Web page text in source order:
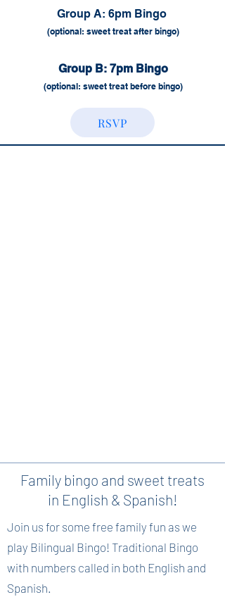
Group A: 6pm Bingo
(optional: sweet treat after bingo)
GroupB: 7pm Bingo
(optional: sweet treat before bingo)
RSVP
Family bingo and sweet treats
in English & Spanish!
Join us for some free family fun as we
play Bilingual Bingo! Traditional Bingo
with numbers called in both English and
Spanish.